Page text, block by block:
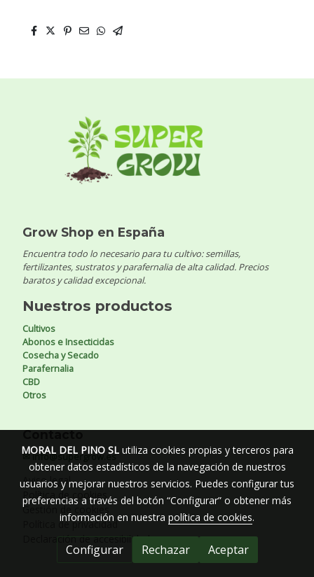
Grow Shop en España
Encuentra todo lo necesario para tu cultivo: semillas,
fertilizantes, sustratos y parafernalia de alta calidad. Precios
baratos y calidad excepcional.
Nuestros productos
Cultivos
Abonos e Insecticidas
Cosecha y Secado
Parafernalia
CBD
Otros
Contacto
✉ info@supergrow.es
Aviso legal
Política de cookies
Gestión de cookies
Política de privacidad
Declaración de accesibilidad
MORAL DEL PINO SLutiliza cookies propias y terceros para
obtener datos estadísticos de la navegación de nuestros
usuarios y mejorar nuestros servicios. Puedes configurar tus
preferencias a través del botón “Configurar” o obtener más
información en nuestra política de cookies.
Configurar Rechazar Aceptar